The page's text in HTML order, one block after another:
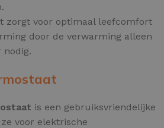
zorgt voor optimaal leefcomfort
door de verwarming alleen
nodig.
is een gebruiksvriendelijke
voor elektrische